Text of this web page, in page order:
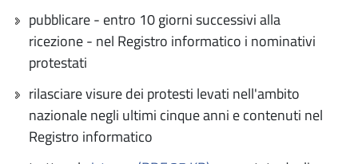
pubblicare - entro 10 giorni successivi alla
ricezione - nel Registro informatico i nominativi
protestati
rilasciare visure dei protesti levati nell'ambito
nazionale negli ultimi cinque anni e contenuti nel
Registro informatico